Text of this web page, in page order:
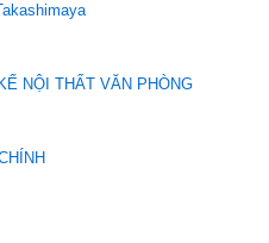
NỘI THẤT VĂN PHÒNG